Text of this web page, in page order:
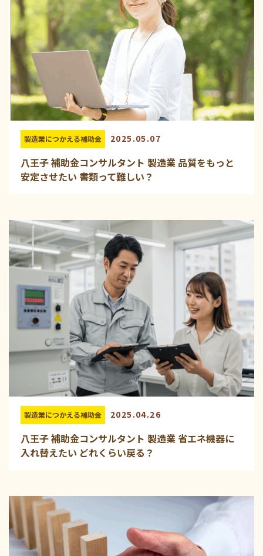
製造業につかえる補助金 2025.05.07
八王子 補助金コンサルタント 製造業 品質をもっと
安定させたい 書類って難しい？
製造業につかえる補助金 2025.04.26
八王子 補助金コンサルタント 製造業 省エネ機器に
入れ替えたい どれくらい戻る？